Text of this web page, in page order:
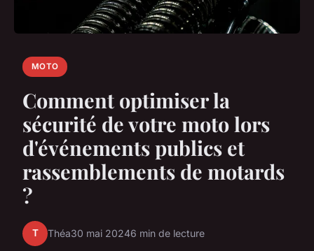
MOTO
Comment optimiser la
sécurité de votre moto lors
d'événements publics et
rassemblements de motards
?
T Théa30 mai 20246 min de lecture